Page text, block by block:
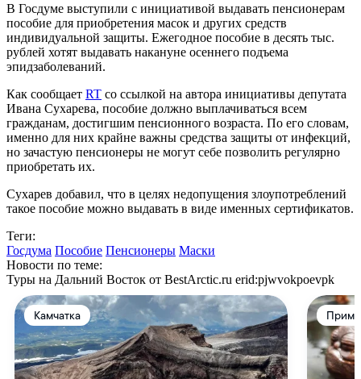
В Госдуме выступили с инициативой выдавать пенсионерам
пособие для приобретения масок и других средств
индивидуальной защиты. Ежегодное пособие в десять тыс.
рублей хотят выдавать накануне осеннего подъема
эпидзаболеваний.
Как сообщает RT со ссылкой на автора инициативы депутата
Ивана Сухарева, пособие должно выплачиваться всем
гражданам, достигшим пенсионного возраста. По его словам,
именно для них крайне важны средства защиты от инфекций,
но зачастую пенсионеры не могут себе позволить регулярно
приобретать их.
Сухарев добавил, что в целях недопущения злоупотреблений
такое пособие можно выдавать в виде именных сертификатов.
Теги:
Госдума Пособие Пенсионеры Маски
Новости по теме:
Туры на Дальний Восток от BestArctic.ru erid:pjwvokpoevpk